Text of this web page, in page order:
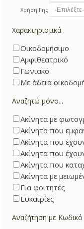
Χρήση Γης
Χαρακτηριστικά
Οικοδομήσιμο
Αμφιθεατρικό
Γωνιακό
Με άδεια
Αναζητώ μόνο...
Ακίνητα με
Ακίνητα που
Ακίνητα που
Ακίνητα που
Ακίνητα που
Ακίνητα με
Για φοιτητές
Ευκαιρίες
Αναζήτηση με Κωδικό